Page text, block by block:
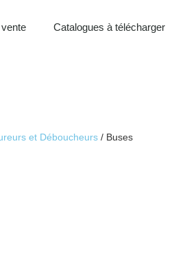
Catalogues à télécharger
et Déboucheurs / Buses